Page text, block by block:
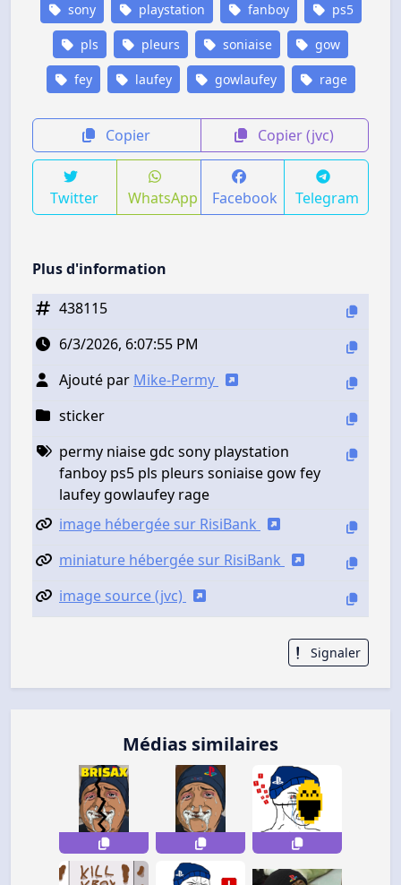
sony playstation fanboy ps5
pls pleurs soniaise gow
fey laufey gowlaufey rage
Copier Copier (jvc)
Twitter WhatsApp Facebook Telegram
Plus d'information
438115
6/3/2026, 6:07:55 PM
Ajouté par Mike-Permy
sticker
permy niaise gdc sony playstation
fanboy ps5 pls pleurs soniaise gow fey
laufey gowlaufey rage
image hébergée sur RisiBank
miniature hébergée sur RisiBank
image source (jvc)
Signaler
Médias similaires